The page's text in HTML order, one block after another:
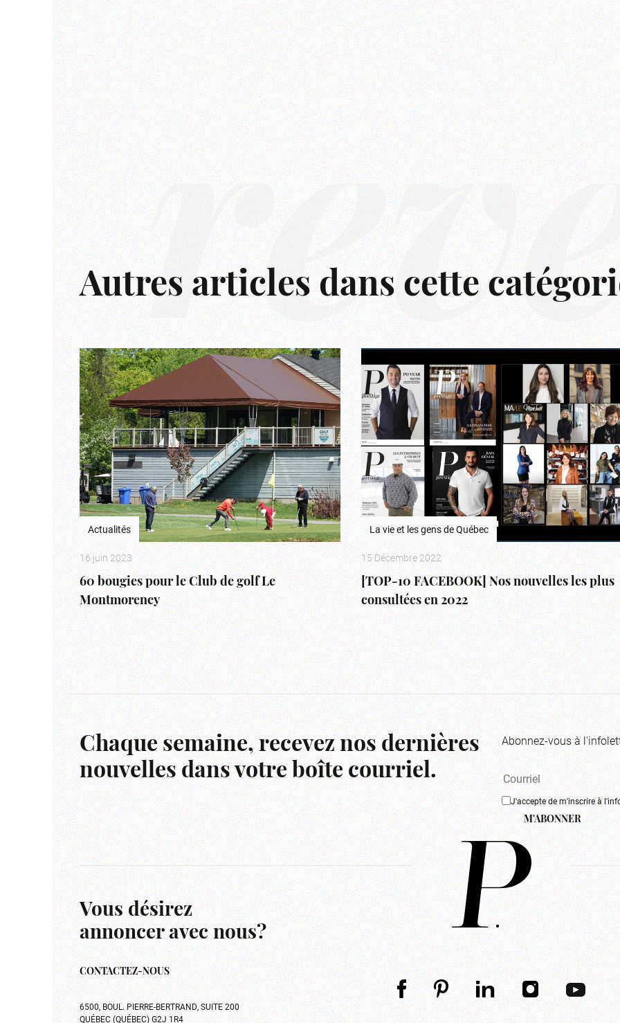
Autres articles dans cette
Actualités
16 juin 2023
60 bougies pour le Club de golf Le
Montmorency
La vie et les gens de Québec
15 Décembre 2022
[TOP-10 FACEBOOK] Nos nouvelles les plus
consultées en 2022
Chaque semaine, recevez nos dernières
nouvelles dans votre boîte courriel.
Abonnez-vous à
J'accepte de m'inscrire à
M'ABONNER
Vous désirez
annoncer avec nous?
CONTACTEZ-NOUS
6500, BOUL. PIERRE-BERTRAND, SUITE 200
QUÉBEC (QUÉBEC) G2J 1R4